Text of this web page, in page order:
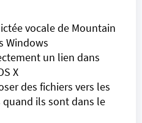
vocale de Mountain
Windows
un lien dans
X
des fichiers vers les
ils sont dans le